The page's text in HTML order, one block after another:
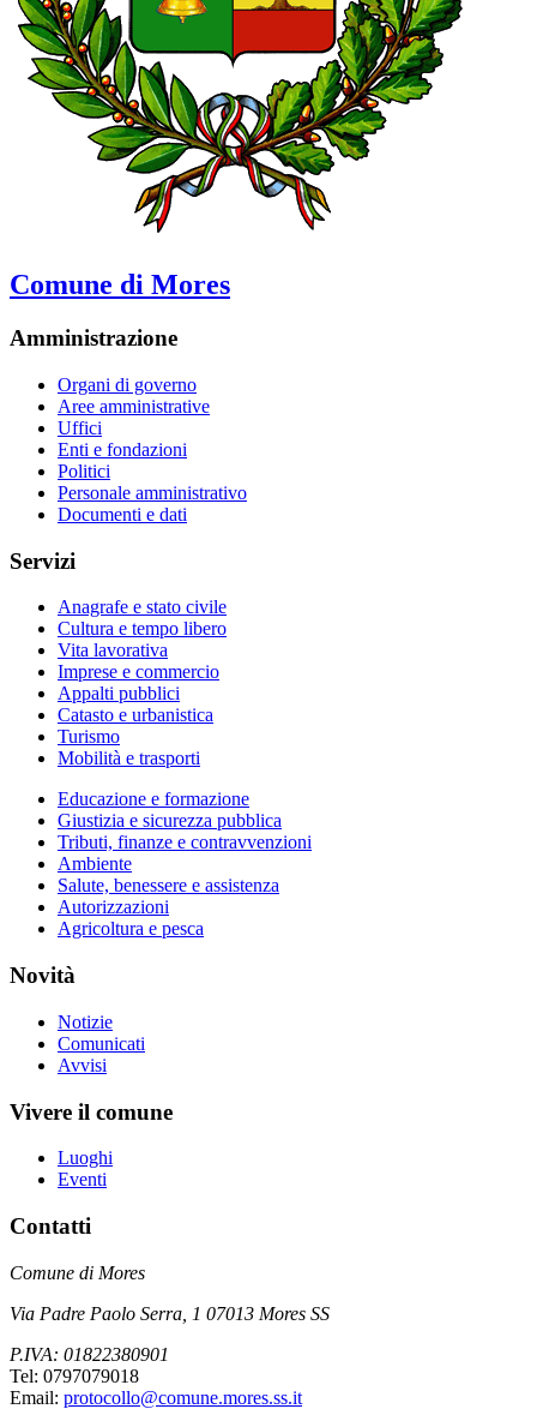
Comune di Mores
Amministrazione
Organi di governo
Aree amministrative
Uffici
Enti e fondazioni
Politici
Personale amministrativo
Documenti e dati
Servizi
Anagrafe e stato civile
Cultura e tempo libero
Vita lavorativa
Imprese e commercio
Appalti pubblici
Catasto e urbanistica
Turismo
Mobilità e trasporti
Educazione e formazione
Giustizia e sicurezza pubblica
Tributi, finanze e contravvenzioni
Ambiente
Salute, benessere e assistenza
Autorizzazioni
Agricoltura e pesca
Novità
Notizie
Comunicati
Avvisi
Vivere il comune
Luoghi
Eventi
Contatti
Comune di Mores
Via Padre Paolo Serra, 1 07013 Mores SS
P.IVA: 01822380901
Tel: 0797079018
Email: protocollo@comune.mores.ss.it